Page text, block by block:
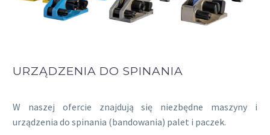
URZĄDZENIA DO SPINANIA
W naszej ofercie znajdują się niezbędne maszyny i
urządzenia do spinania (bandowania) palet i paczek.